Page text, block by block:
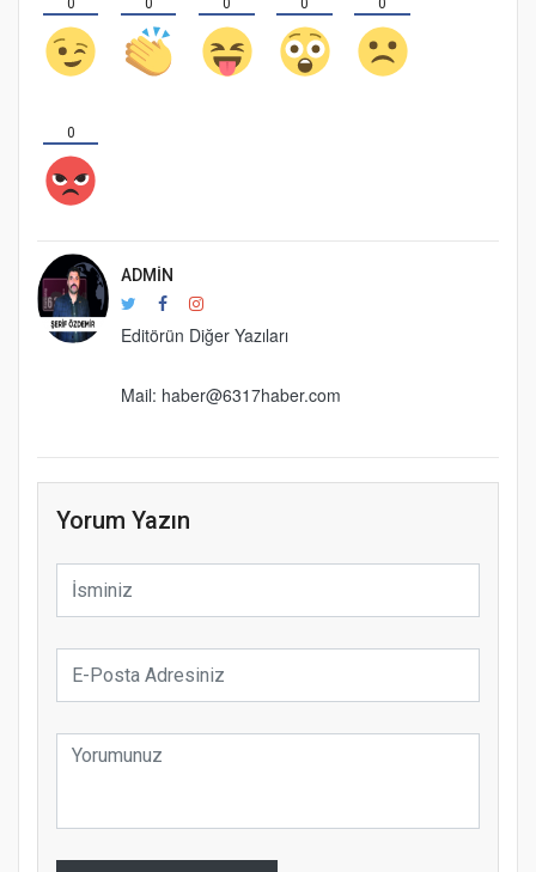
0 0 0 0 0
0
ADMIN
Editörün Diğer Yazıları
Mail: haber@6317haber.com
Yorum Yazın